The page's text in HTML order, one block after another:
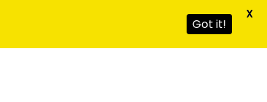
Got it!
X